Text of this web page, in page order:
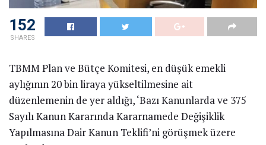
152
SHARES
TBMM Plan ve Bütçe Komitesi, en düşük emekli
aylığının 20 bin liraya yükseltilmesine ait
düzenlemenin de yer aldığı, ‘Bazı Kanunlarda ve 375
Sayılı Kanun Kararında Kararnamede Değişiklik
Yapılmasına Dair Kanun Teklifi’ni görüşmek üzere